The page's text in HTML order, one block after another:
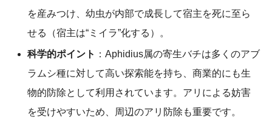
を産みつけ、幼虫が内部で成長して宿主を死に至ら
せる（宿主は“ミイラ”化する）。
科学的ポイント ：Aphidius属の寄生バチは多くのアブ
ラムシ種に対して高い探索能を持ち、商業的にも生
物的防除として利用されています。アリによる妨害
を受けやすいため、周辺のアリ防除も重要です。